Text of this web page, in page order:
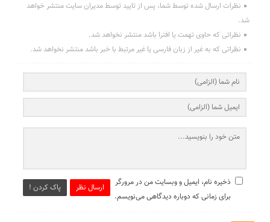
نظرات ارسال شده توسط شما، پس از تایید توسط مدیران سایت منتشر خواهد
شد.
نظراتی که حاوی تهمت یا افترا باشد منتشر نخواهد شد.
نظراتی که به غیر از زبان فارسی یا غیر مرتبط با خبر باشد منتشر نخواهد شد.
ارسال نظر پاک کردن !
ذخیره نام، ایمیل و وبسایت من در مرورگر
برای زمانی که دوباره دیدگاهی می‌نویسم.